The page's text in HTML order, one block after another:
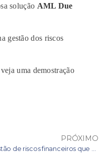
solução AML Due
gestão dos riscos
uma demostração
PRÓXIMO
4 desafios na gestão de riscos financeiros que podem impactar seu negócio